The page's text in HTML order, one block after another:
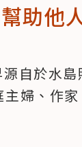
助他
自於水
婦、作